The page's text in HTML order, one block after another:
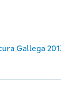
Gallega